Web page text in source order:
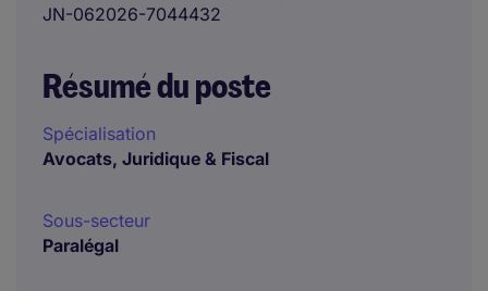
JN-062026-7044432
Résumé du poste
Spécialisation
Avocats, Juridique & Fiscal
Sous-secteur
Paralégal